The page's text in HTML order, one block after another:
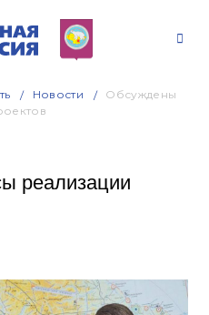
Новости
Обсуждены
реализации